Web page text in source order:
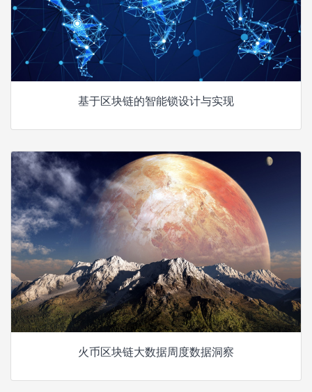
基于区块链的智能锁设计与实现
火币区块链大数据周度数据洞察